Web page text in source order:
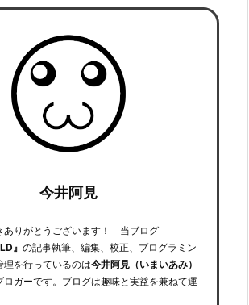
今井阿見
ありがとうございます！ 当ブログ
』 の記事執筆、編集、校正、プログラミン
理を行っているのは今井阿見（いまいあみ）
ロガーです。ブログは趣味と実益を兼ねて運